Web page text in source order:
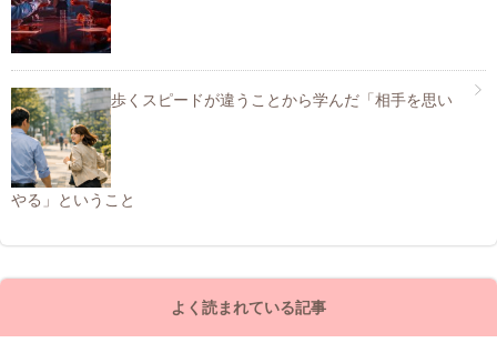
歩くスピードが違うことから学んだ「相手を思い
やる」ということ
よく読まれている記事